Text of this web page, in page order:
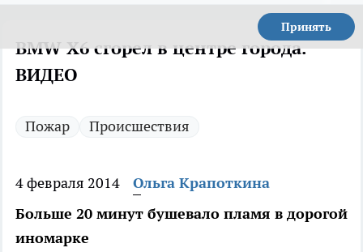
Принять
BMW X6 сгорел в центре города.
ВИДЕО
Пожар Происшествия
4 февраля 2014
Ольга Крапоткина
Больше 20 минут бушевало пламя в дорогой
иномарке